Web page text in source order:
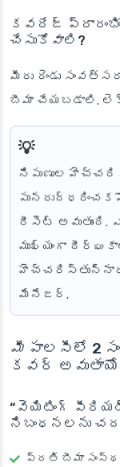
కవరేజ్
చేసుకోవాలి?
మీరు రెండు
బీమా చేయబడాలి.
నిపుణుల
రీసెట్ అవుతుంది.
ముఖ్యంగా
మేనేజర్.
మీ పాలసీలో 2
కవర్
“వెయిటింగ్
నిబంధనలను
ప్రతి బీమా